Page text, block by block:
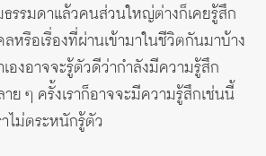
รรมดาแล้วคนส่วนใหญ่ต่างก็เคยรู้สึก
หรือเรื่องที่ผ่านเข้ามาในชีวิตกันมาบ้าง
องอาจจะรู้ตัวดีว่ากำลังมีความรู้สึก
ย ๆ ครั้งเราก็อาจจะมีความรู้สึกเช่นนี้
ไม่ตระหนักรู้ตัว